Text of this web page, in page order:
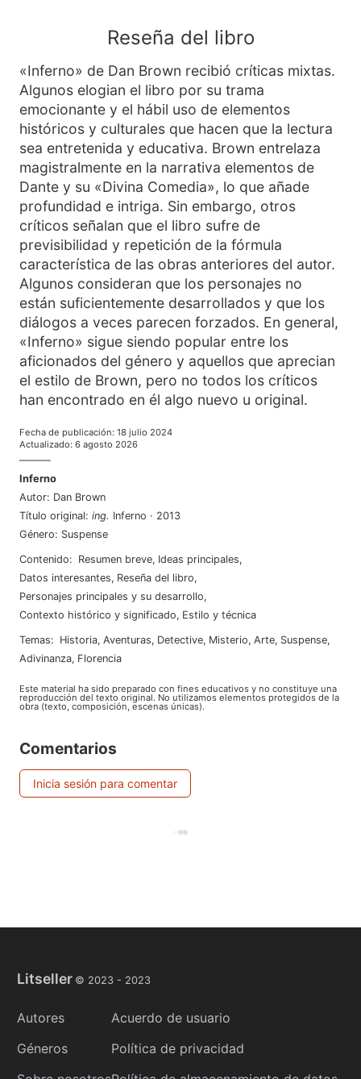
Reseña del libro
«Inferno» de Dan Brown recibió críticas mixtas.
Algunos elogian el libro por su trama
emocionante y el hábil uso de elementos
históricos y culturales que hacen que la lectura
sea entretenida y educativa. Brown entrelaza
magistralmente en la narrativa elementos de
Dante y su «Divina Comedia», lo que añade
profundidad e intriga. Sin embargo, otros
críticos señalan que el libro sufre de
previsibilidad y repetición de la fórmula
característica de las obras anteriores del autor.
Algunos consideran que los personajes no
están suficientemente desarrollados y que los
diálogos a veces parecen forzados. En general,
«Inferno» sigue siendo popular entre los
aficionados del género y aquellos que aprecian
el estilo de Brown, pero no todos los críticos
han encontrado en él algo nuevo u original.
Fecha de publicación: 18 julio 2024
Actualizado: 6 agosto 2026
———
Inferno
Autor: Dan Brown
Título original: ing. Inferno · 2013
Género: Suspense
Contenido: Resumen breve, Ideas principales,
Datos interesantes, Reseña del libro,
Personajes principales y su desarrollo,
Contexto histórico y significado, Estilo y técnica
Temas: historia, aventuras, detective, misterio, arte, suspense,
adivinanza, florencia
Este material ha sido preparado con fines educativos y no constituye una
reproducción del texto original. No utilizamos elementos protegidos de la
obra (texto, composición, escenas únicas).
Comentarios
Inicia sesión para comentar
Litseller © 2023 - 2023
Autores
Géneros
Acuerdo de usuario
Política de privacidad